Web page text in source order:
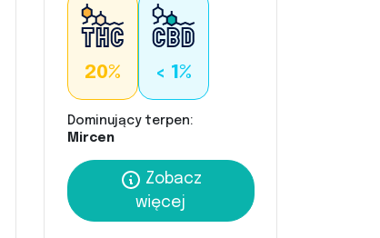
20% < 1%
Dominujący terpen:
Mircen
Zobacz
więcej